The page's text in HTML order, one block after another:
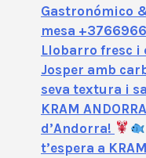
Gastronómico
mesa
Llobarro fresc
Josper amb
seva textura i
KRAM
d’Andorra!
t’espera a